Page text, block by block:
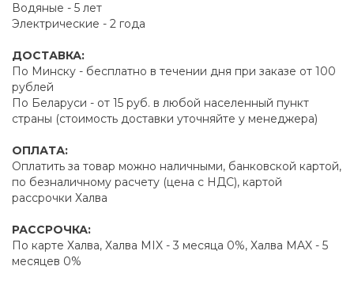
Водяные - 5 лет
Электрические - 2 года
ДОСТАВКА:
По Минску - бесплатно в течении дня при заказе от 100
рублей
По Беларуси - от 15 руб. в любой населенный пункт
страны (стоимость доставки уточняйте у менеджера)
ОПЛАТА:
Оплатить за товар можно наличными, банковской картой,
по безналичному расчету (цена с НДС), картой
рассрочки Халва
РАССРОЧКА:
По карте Халва, Халва MIX - 3 месяца 0%, Халва MAX - 5
месяцев 0%